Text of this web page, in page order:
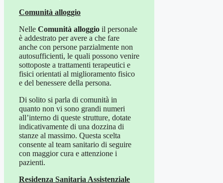
Comunità alloggio
Nelle Comunità alloggio il personale
è addestrato per avere a che fare
anche con persone parzialmente non
autosufficienti, le quali possono venire
sottoposte a trattamenti terapeutici e
fisici orientati al miglioramento fisico
e del benessere della persona.
Di solito si parla di comunità in
quanto non vi sono grandi numeri
all’interno di queste strutture, dotate
indicativamente di una dozzina di
stanze al massimo. Questa scelta
consente al team sanitario di seguire
con maggior cura e attenzione i
pazienti.
Residenza Sanitaria Assistenziale